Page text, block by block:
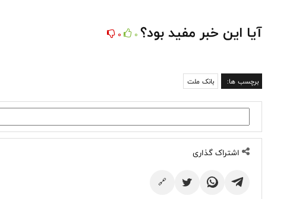
آیا این خبر مفید بود؟ 0
0
برچسب ها: بانک ملت
اشتراک گذاری
🔗